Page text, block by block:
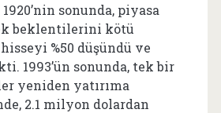
sonunda, piyasa
beklentilerini kötü
%50 düşündü ve
1993’ün sonunda, tek bir
yeniden yatırıma
2.1 milyon dolardan